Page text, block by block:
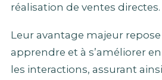
réalisation de ventes directes.
Leur avantage majeur
apprendre et à s’améliorer
les interactions, assurant